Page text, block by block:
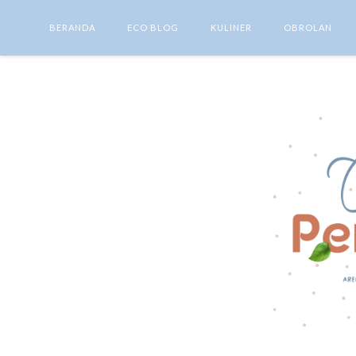
BERANDA ECO BLOG KULINER OBROLAN